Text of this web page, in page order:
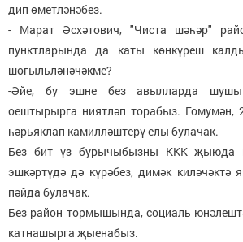
дип өметләнәбез.
- Марат Әсхәтович, "Чиста шәһәр"
пунктларында да каты көнкүреш
шөгыльләнәчәкме?
-Әйе, бу эшне без авылларда шушы
оештырырга ниятләп торабыз. Гомумән,
һәрьяклап камилләштерү елы булачак.
Без бит үз бурычыбызны ККК җыюда
эшкәртүдә дә күрәбез, димәк
пәйда булачак.
Без район тормышында, социаль
катнашырга җыенабыз.